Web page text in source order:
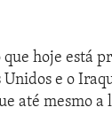
que hoje está
Unidos e o
até mesmo a